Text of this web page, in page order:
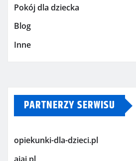
Pokój dla dziecka
Blog
Inne
PARTNERZY SERWISU
opiekunki-dla-dzieci.pl